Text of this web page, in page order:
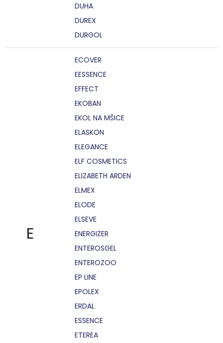
DUHA
DUREX
DURGOL
E
ECOVER
EESSENCE
EFFECT
EKOBAN
EKOL NA MŠICE
ELASKON
ELEGANCE
ELF COSMETICS
ELIZABETH ARDEN
ELMEX
ELODE
ELSEVE
ENERGIZER
ENTEROSGEL
ENTEROZOO
EP LINE
EPOLEX
ERDAL
ESSENCE
ETEREA